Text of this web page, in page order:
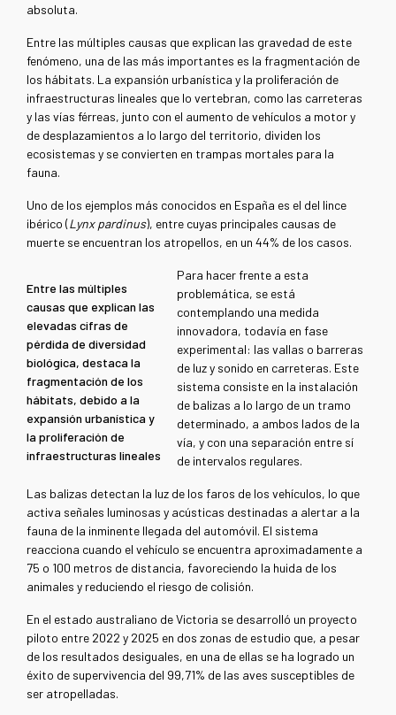
absoluta.
Entre las múltiples causas que explican las gravedad de este
fenómeno, una de las más importantes es la fragmentación de
los hábitats. La expansión urbanística y la proliferación de
infraestructuras lineales que lo vertebran, como las carreteras
y las vías férreas, junto con el aumento de vehículos a motor y
de desplazamientos a lo largo del territorio, dividen los
ecosistemas y se convierten en trampas mortales para la
fauna.
Uno de los ejemplos más conocidos en España es el del lince
ibérico (Lynx pardinus), entre cuyas principales causas de
muerte se encuentran los atropellos, en un 44% de los casos.
Entre las múltiples
causas que explican las
elevadas cifras de
pérdida de diversidad
biológica, destaca la
fragmentación de los
hábitats, debido a la
expansión urbanística y
la proliferación de
infraestructuras lineales
Para hacer frente a esta
problemática, se está
contemplando una medida
innovadora, todavía en fase
experimental: las vallas o barreras
de luz y sonido en carreteras. Este
sistema consiste en la instalación
de balizas a lo largo de un tramo
determinado, a ambos lados de la
vía, y con una separación entre sí
de intervalos regulares.
Las balizas detectan la luz de los faros de los vehículos, lo que
activa señales luminosas y acústicas destinadas a alertar a la
fauna de la inminente llegada del automóvil. El sistema
reacciona cuando el vehículo se encuentra aproximadamente a
75 o 100 metros de distancia, favoreciendo la huida de los
animales y reduciendo el riesgo de colisión.
En el estado australiano de Victoria se desarrolló un proyecto
piloto entre 2022 y 2025 en dos zonas de estudio que, a pesar
de los resultados desiguales, en una de ellas se ha logrado un
éxito de supervivencia del 99,71% de las aves susceptibles de
ser atropelladas.